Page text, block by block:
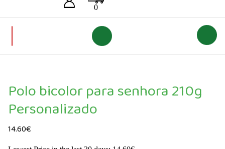
0
Polo bicolor para senhora 210g
Personalizado
14.60€